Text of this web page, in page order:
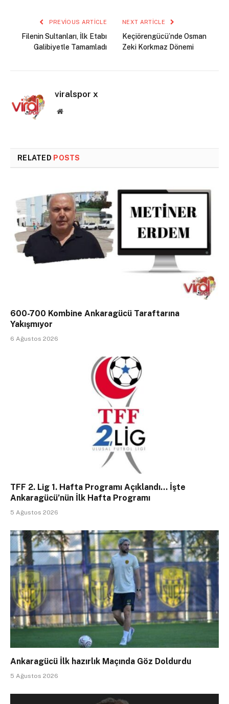
PREVIOUS ARTICLE
Filenin Sultanları, İlk Etabı
Galibiyetle Tamamladı
NEXT ARTICLE
Keçiörengücü’nde Osman
Zeki Korkmaz Dönemi
viralspor x
Website
RELATED POSTS
600-700 Kombine Ankaragücü Taraftarına
Yakışmıyor
6 Ağustos 2026
TFF 2. Lig 1. Hafta Programı Açıklandı… İşte
Ankaragücü’nün İlk Hafta Programı
5 Ağustos 2026
Ankaragücü İlk hazırlık Maçında Göz Doldurdu
5 Ağustos 2026